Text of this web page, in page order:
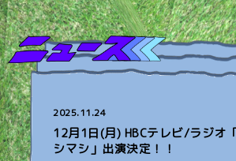
2025.11.24
12月1日(月) HBCテレビ/ラジオ
シマシ」出演決定！！